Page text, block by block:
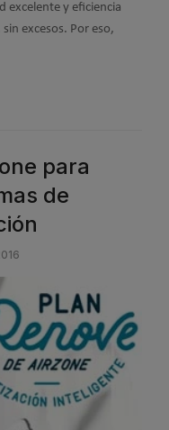
excelente y eficiencia
excesos. Por eso,
para
de